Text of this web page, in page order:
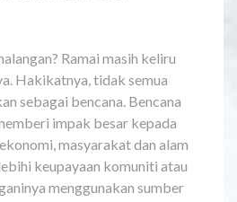
Ramai masih keliru
Hakikatnya, tidak semua
sebagai bencana. Bencana
impak besar kepada
masyarakat dan alam
keupayaan komuniti atau
menggunakan sumber